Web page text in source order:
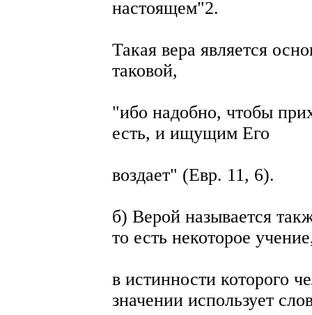
настоящем"2.
Такая вера является
таковой,
"ибо надобно, чтобы
есть, и ищущим Его
воздает" (Евр. 11, 6).
б) Верой называется
то есть некоторое
в истинности которого
значении использует